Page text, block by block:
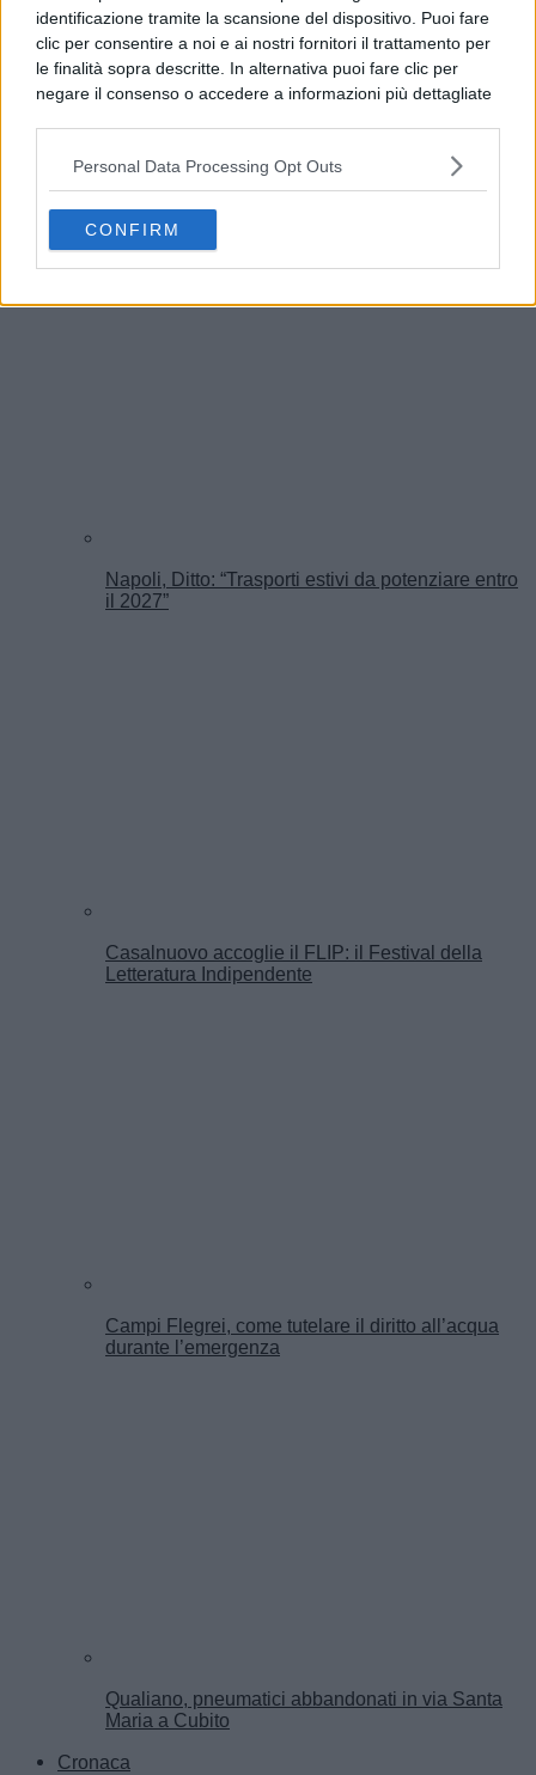
identificazione tramite la scansione del dispositivo. Puoi fare
clic per consentire a noi e ai nostri fornitori il trattamento per
le finalità sopra descritte. In alternativa puoi fare clic per
negare il consenso o accedere a informazioni più dettagliate
possono non richiedere il tuo consenso, ma hai il diritto di
opporti a tale trattamento. Le tue preferenze si
preferenze in qualsiasi momento ritornando su questo sito o
consultando la nostrainformativa sulla riservatezza.
Personal Data Processing Opt Outs
CONFIRM
Procida, truffa a un’anziana e si nasconde tra i
turisti: arrestato
Napoli, Ditto: “Trasporti estivi da potenziare entro
il 2027”
Casalnuovo accoglie il FLIP: il Festival della
Letteratura Indipendente
Campi Flegrei, come tutelare il diritto all’acqua
durante l’emergenza
Qualiano, pneumatici abbandonati in via Santa
Maria a Cubito
Cronaca